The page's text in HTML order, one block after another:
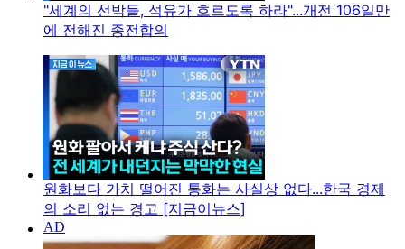
"세계의 선박들, 석유가 흐르도록 하라"...개전 106일만
에 전해진 종전합의
원화보다 가치 떨어진 통화는 사실상 없다...한국 경제
의 소리 없는 경고 [지금이뉴스]